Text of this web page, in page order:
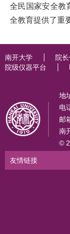
全民国家安全教
全教育提供了重
南开大学 院
院级仪器平台
地
电
邮
南
©
友情链接